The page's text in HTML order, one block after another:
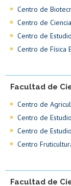
Centro de
Centro de
Centro de
Centro de Física
Facultad de
Centro de
Centro de
Centro de
Centro
Facultad de